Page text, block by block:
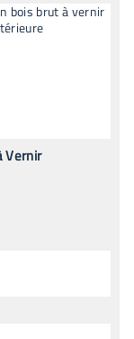
Vernir